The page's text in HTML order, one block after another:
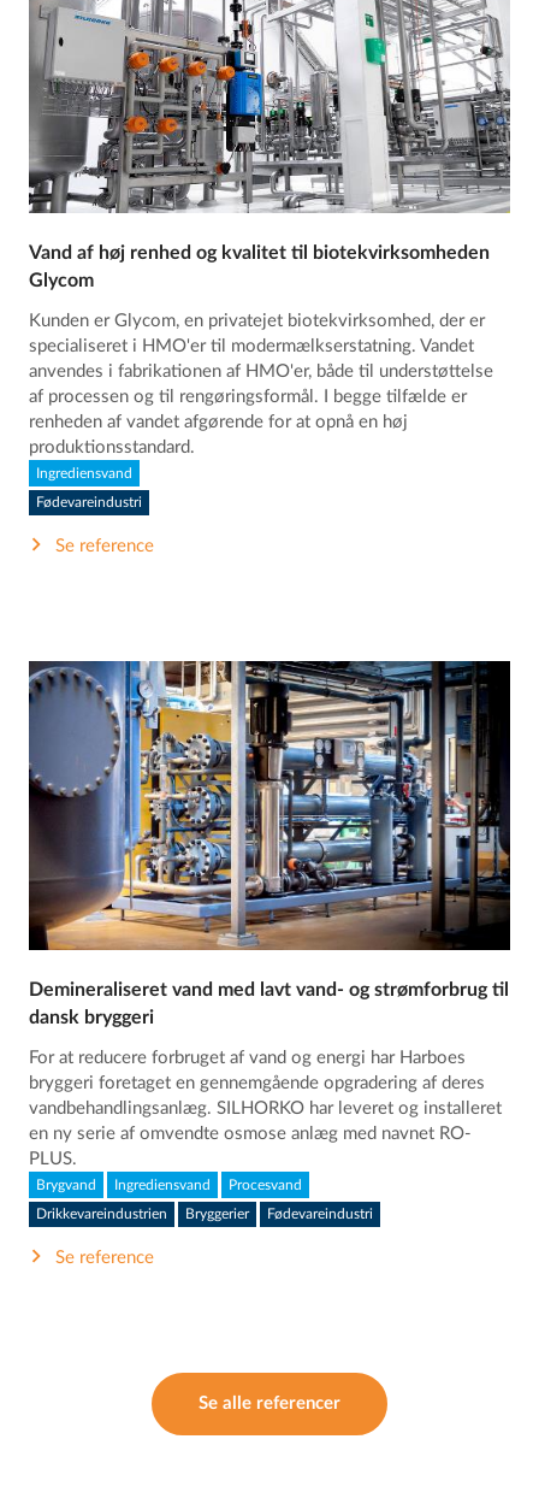
Vand af høj renhed og kvalitet til biotekvirksomheden
Glycom
Kunden er Glycom, en privatejet biotekvirksomhed, der er
specialiseret i HMO'er til modermælkserstatning. Vandet
anvendes i fabrikationen af HMO'er, både til understøttelse
af processen og til rengøringsformål. I begge tilfælde er
renheden af vandet afgørende for at opnå en høj
produktionsstandard.
Ingrediensvand
Fødevareindustri
Se reference
Demineraliseret vand med lavt vand- og strømforbrug til
dansk bryggeri
For at reducere forbruget af vand og energi har Harboes
bryggeri foretaget en gennemgående opgradering af deres
vandbehandlingsanlæg. SILHORKO har leveret og installeret
en ny serie af omvendte osmose anlæg med navnet RO-
PLUS.
Brygvand Ingrediensvand Procesvand
Drikkevareindustrien Bryggerier Fødevareindustri
Se reference
Se alle referencer